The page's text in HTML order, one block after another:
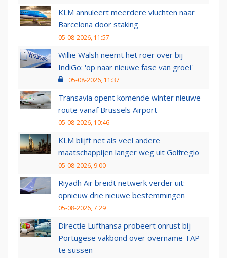
KLM annuleert meerdere vluchten naar
Barcelona door staking
05-08-2026, 11:57
Willie Walsh neemt het roer over bij
IndiGo: 'op naar nieuwe fase van groei'
05-08-2026, 11:37
Transavia opent komende winter nieuwe
route vanaf Brussels Airport
05-08-2026, 10:46
KLM blijft net als veel andere
maatschappijen langer weg uit Golfregio
05-08-2026, 9:00
Riyadh Air breidt netwerk verder uit:
opnieuw drie nieuwe bestemmingen
05-08-2026, 7:29
Directie Lufthansa probeert onrust bij
Portugese vakbond over overname TAP
te sussen